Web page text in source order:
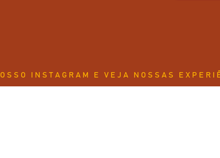
INSTAGRAM E VEJA NOSSAS